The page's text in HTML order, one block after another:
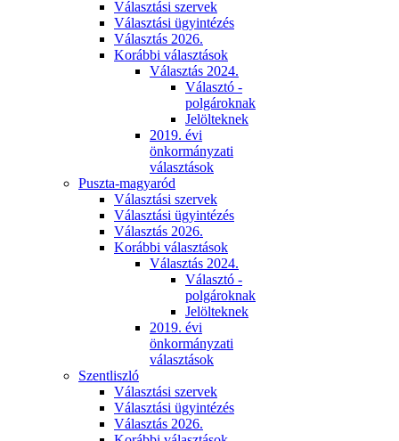
Választási szervek
Választási ügyintézés
Választás 2026.
Korábbi választások
Választás 2024.
Választó -
polgároknak
Jelölteknek
2019. évi
önkormányzati
választások
Puszta-magyaród
Választási szervek
Választási ügyintézés
Választás 2026.
Korábbi választások
Választás 2024.
Választó -
polgároknak
Jelölteknek
2019. évi
önkormányzati
választások
Szentliszló
Választási szervek
Választási ügyintézés
Választás 2026.